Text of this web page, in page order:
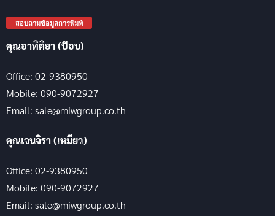
สอบถามข้อมูลการพิมพ์
คุณอาทิติยา (ป๊อบ)
Office: 02-9380950
Mobile: 090-9072927
Email: sale@miwgroup.co.th
คุณเจนจิรา (เหมียว)
Office: 02-9380950
Mobile: 090-9072927
Email: sale@miwgroup.co.th